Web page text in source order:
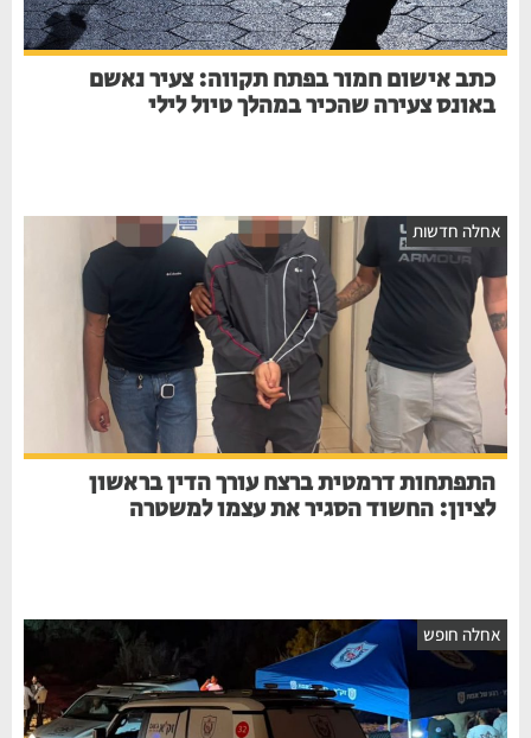
כתב אישום חמור בפתח תקווה: צעיר נאשם
באונס צעירה שהכיר במהלך טיול לילי
אחלה חדשות
התפתחות דרמטית ברצח עורך הדין בראשון
לציון: החשוד הסגיר את עצמו למשטרה
אחלה חופש